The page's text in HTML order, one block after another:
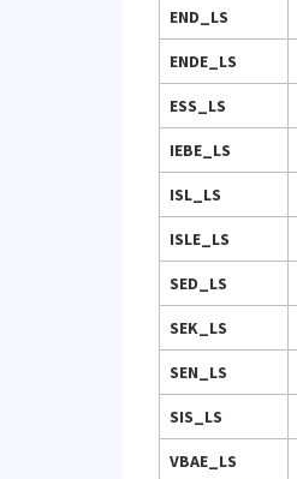
END_LS
ENDE_LS
ESS_LS
IEBE_LS
ISL_LS
ISLE_LS
SED_LS
SEK_LS
SEN_LS
SIS_LS
VBAE_LS